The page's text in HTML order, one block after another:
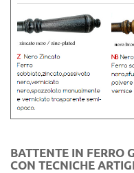
BATTENTE IN FERRO
CON TECNICHE